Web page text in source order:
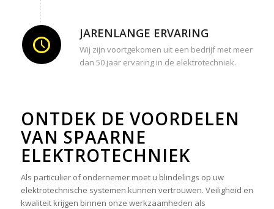
JARENLANGE ERVARING
Wij zijn voortgekomen uit een bedrijf met meer
dan 50 jaar ervaring in de elektrotechniek.
ONTDEK DE VOORDELEN
VAN SPAARNE
ELEKTROTECHNIEK
Als particulier of ondernemer moet u blindelings op uw
elektrotechnische systemen kunnen vertrouwen. Veiligheid en
kwaliteit krijgen binnen onze werkzaamheden als